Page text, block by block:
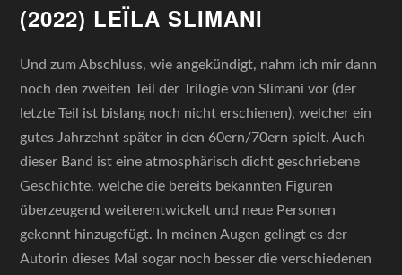
(2022) LEÏLA SLIMANI
Und zum Abschluss, wie angekündigt, nahm ich mir dann
noch den zweiten Teil der Trilogie von Slimani vor (der
letzte Teil ist bislang noch nicht erschienen), welcher ein
gutes Jahrzehnt später in den 60ern/70ern spielt. Auch
dieser Band ist eine atmosphärisch dicht geschriebene
Geschichte, welche die bereits bekannten Figuren
überzeugend weiterentwickelt und neue Personen
gekonnt hinzugefügt. In meinen Augen gelingt es der
Autorin dieses Mal sogar noch besser die verschiedenen